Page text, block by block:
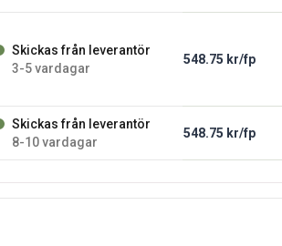
Skickas från leverantör
3-5 vardagar
548.75 kr/fp
Skickas från leverantör
8-10 vardagar
548.75 kr/fp